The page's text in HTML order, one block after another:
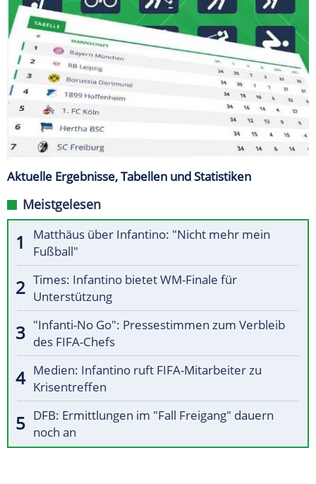
Aktuelle Ergebnisse, Tabellen und Statistiken
Meistgelesen
Matthäus über Infantino: "Nicht mehr mein
Fußball"
Times: Infantino bietet WM-Finale für
Unterstützung
"Infanti-No Go": Pressestimmen zum Verbleib
des FIFA-Chefs
Medien: Infantino ruft FIFA-Mitarbeiter zu
Krisentreffen
DFB: Ermittlungen im "Fall Freigang" dauern
noch an